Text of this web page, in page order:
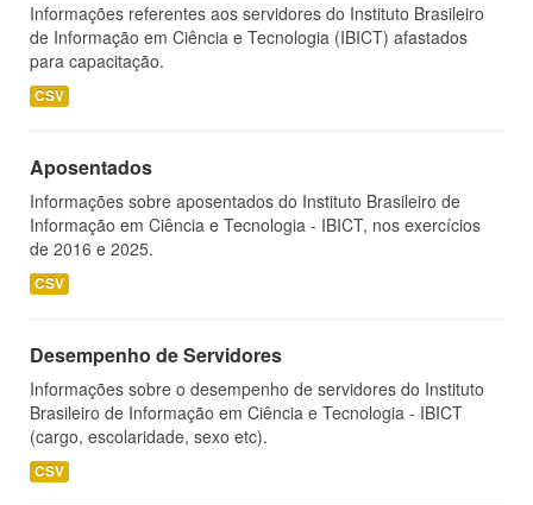
Informações referentes aos servidores do Instituto Brasileiro
de Informação em Ciência e Tecnologia (IBICT) afastados
para capacitação.
CSV
Aposentados
Informações sobre aposentados do Instituto Brasileiro de
Informação em Ciência e Tecnologia - IBICT, nos exercícios
de 2016 e 2025.
CSV
Desempenho de Servidores
Informações sobre o desempenho de servidores do Instituto
Brasileiro de Informação em Ciência e Tecnologia - IBICT
(cargo, escolaridade, sexo etc).
CSV